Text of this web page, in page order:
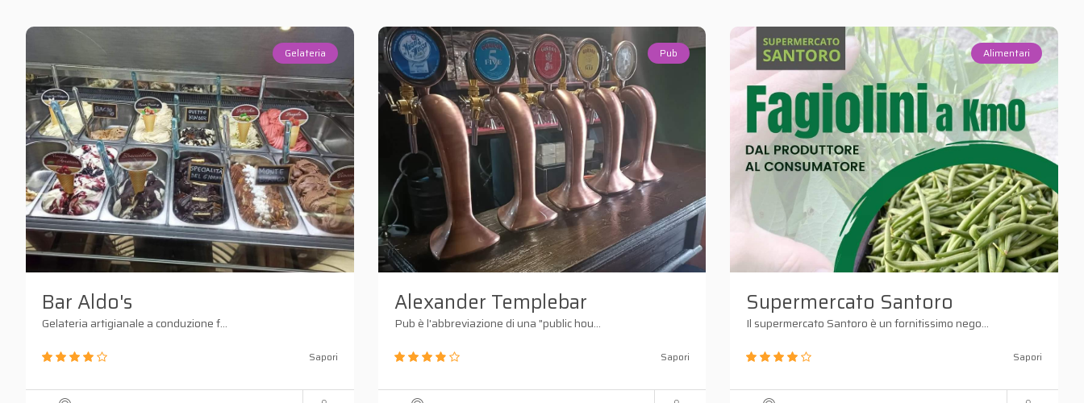
Gelateria
Bar Aldo's
Gelateria artigianale a conduzione f...
Sapori
Pub
Alexander Templebar
Pub è l'abbreviazione di una "public hou...
Sapori
Alimentari
Supermercato Santoro
Il supermercato Santoro è un fornitissimo nego...
Sapori